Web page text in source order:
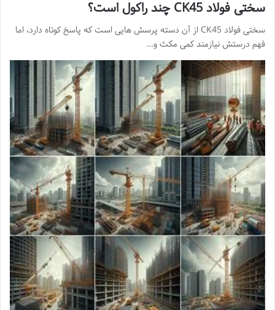
سختی فولاد CK45 چند راکول است؟
سختی فولاد CK45 از آن دسته پرسش هایی است که پاسخ کوتاه دارد، اما
فهم درستش نیازمند کمی مکث و…